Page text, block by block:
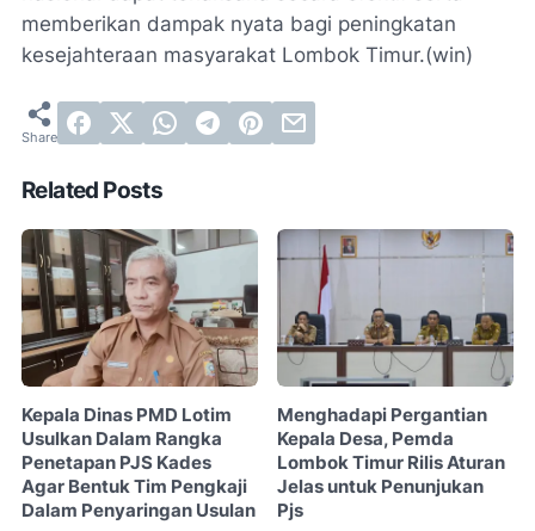
memberikan dampak nyata bagi peningkatan
kesejahteraan masyarakat Lombok Timur.(win)
Related Posts
Kepala Dinas PMD Lotim
Usulkan Dalam Rangka
Penetapan PJS Kades
Agar Bentuk Tim Pengkaji
Dalam Penyaringan Usulan
Menghadapi Pergantian
Kepala Desa, Pemda
Lombok Timur Rilis Aturan
Jelas untuk Penunjukan
Pjs